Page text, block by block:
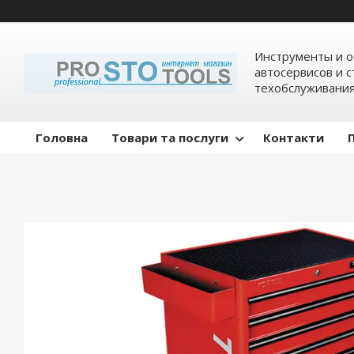
Инструменты и
автосервисов и
Головна Товари та послуги Контакти